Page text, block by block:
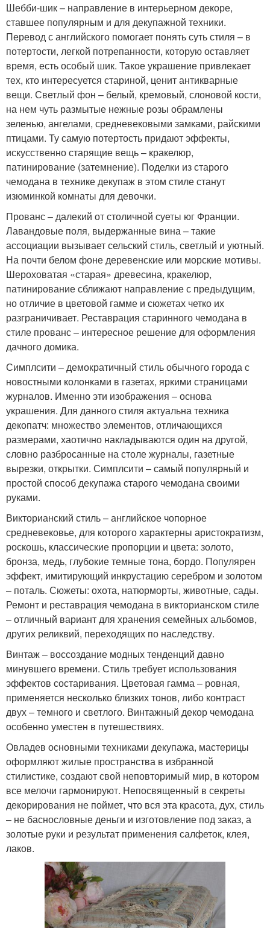
Шебби-шик – направление в интерьерном декоре,
ставшее популярным и для декупажной техники.
Перевод с английского помогает понять суть стиля – в
потертости, легкой потрепанности, которую оставляет
время, есть особый шик. Такое украшение привлекает
тех, кто интересуется стариной, ценит антикварные
вещи. Светлый фон – белый, кремовый, слоновой кости,
на нем чуть размытые нежные розы обрамлены
зеленью, ангелами, средневековыми замками, райскими
птицами. Ту самую потертость придают эффекты,
искусственно старящие вещь – кракелюр,
патинирование (затемнение). Поделки из старого
чемодана в технике декупаж в этом стиле станут
изюминкой комнаты для девочки.
Прованс – далекий от столичной суеты юг Франции.
Лавандовые поля, выдержанные вина – такие
ассоциации вызывает сельский стиль, светлый и уютный.
На почти белом фоне деревенские или морские мотивы.
Шероховатая «старая» древесина, кракелюр,
патинирование сближают направление с предыдущим,
но отличие в цветовой гамме и сюжетах четко их
разграничивает. Реставрация старинного чемодана в
стиле прованс – интересное решение для оформления
дачного домика.
Симплсити – демократичный стиль обычного города с
новостными колонками в газетах, яркими страницами
журналов. Именно эти изображения – основа
украшения. Для данного стиля актуальна техника
декопатч: множество элементов, отличающихся
размерами, хаотично накладываются один на другой,
словно разбросанные на столе журналы, газетные
вырезки, открытки. Симплсити – самый популярный и
простой способ декупажа старого чемодана своими
руками.
Викторианский стиль – английское чопорное
средневековье, для которого характерны аристократизм,
роскошь, классические пропорции и цвета: золото,
бронза, медь, глубокие темные тона, бордо. Популярен
эффект, имитирующий инкрустацию серебром и золотом
– поталь. Сюжеты: охота, натюрморты, животные, сады.
Ремонт и реставрация чемодана в викторианском стиле
– отличный вариант для хранения семейных альбомов,
других реликвий, переходящих по наследству.
Винтаж – воссоздание модных тенденций давно
минувшего времени. Стиль требует использования
эффектов состаривания. Цветовая гамма – ровная,
применяется несколько близких тонов, либо контраст
двух – темного и светлого. Винтажный декор чемодана
особенно уместен в путешествиях.
Овладев основными техниками декупажа, мастерицы
оформляют жилые пространства в избранной
стилистике, создают свой неповторимый мир, в котором
все мелочи гармонируют. Непосвященный в секреты
декорирования не поймет, что вся эта красота, дух, стиль
– не баснословные деньги и изготовление под заказ, а
золотые руки и результат применения салфеток, клея,
лаков.